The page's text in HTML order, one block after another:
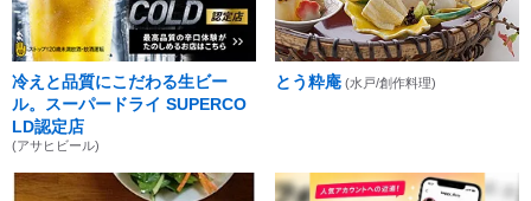
冷えと品質にこだわる生ビー
ル。スーパードライ SUPERCO
LD認定店
(アサヒビール)
とう粋庵 (水戸/創作料理)